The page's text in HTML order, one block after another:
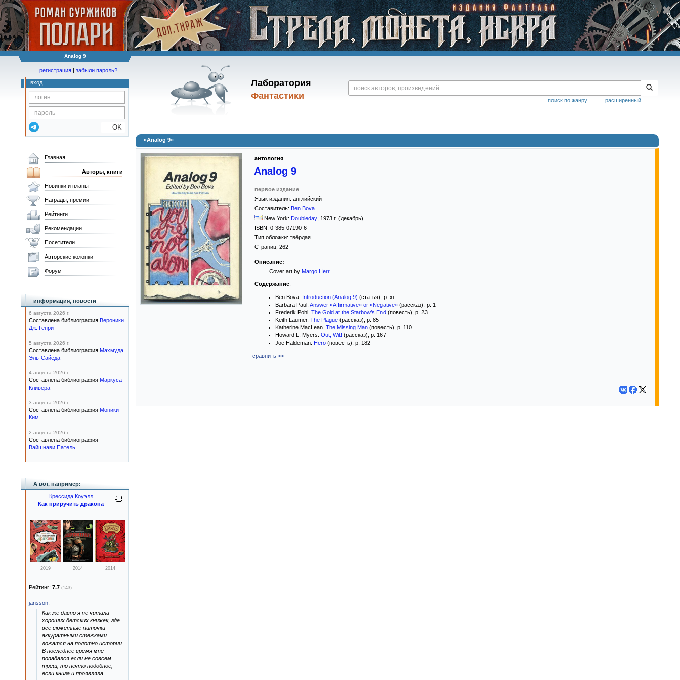
Analog 9
Лаборатория
Фантастики
расширенный
поиск по жанру
регистрация | забыли пароль?
вход
OK
«Analog 9»
антология
Analog 9
первое издание
Язык издания: английский
Составитель: Ben Bova
New York: Doubleday 1973 г. (декабрь)
ISBN: 0-385-07190-6
Тип обложки: твёрдая
Страниц: 262
Описание:
Cover art by Margo Herr
Содержание:
Ben Bova. Introduction (Analog 9) (статья), p. xi
Barbara Paul. Answer «Affirmative» or «Negative» (рассказ), p. 1
Frederik Pohl. The Gold at the Starbow’s End (повесть), p. 23
Keith Laumer. The Plague (рассказ), p. 85
Katherine MacLean. The Missing Man (повесть), p. 110
Howard L. Myers. Out, Wit! (рассказ), p. 167
Joe Haldeman. Hero (повесть), p. 182
сравнить >>
Главная
Авторы, книги
Новинки и планы
Награды, премии
Рейтинги
Рекомендации
Посетители
Авторские колонки
Форум
информация, новости
6 августа 2026 г.
Составлена библиография Вероники
Дж. Генри
5 августа 2026 г.
Составлена библиография Махмуда
Эль-Сайеда
4 августа 2026 г.
Составлена библиография Маркуса
Кливера
3 августа 2026 г.
Составлена библиография Моники
Ким
2 августа 2026 г.
Составлена библиография
Вайшнави Патель
А вот, например:
Крессида Коуэлл
Как приручить дракона
2019 2014 2014
Рейтинг: 7.7 (143)
jansson:
Как же давно я не читала
хороших детских книжек, где
все сюжетные ниточки
аккуратными стежками
ложатся на полотно истории.
В последнее время мне
попадался если не совсем
треш, то нечто подобное;
если книга и проявляла